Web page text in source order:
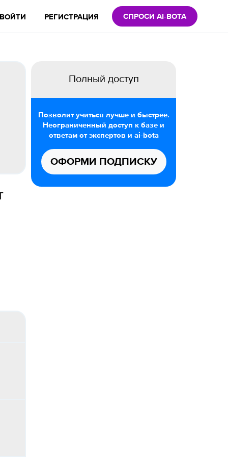
ВОЙТИ РЕГИСТРАЦИЯ СПРОСИ AI-BOTA
Полный доступ
Позволит учиться лучше и быстрее.
Неограниченный доступ к базе и
ответам от экспертов и ai-bota
ОФОРМИ ПОДПИСКУ